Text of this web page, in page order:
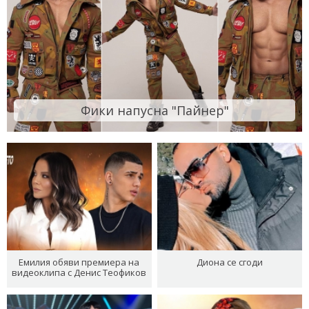
Фики напусна "Пайнер"
Емилия обяви премиера на
видеоклипа с Денис Теофиков
Диона се сгоди